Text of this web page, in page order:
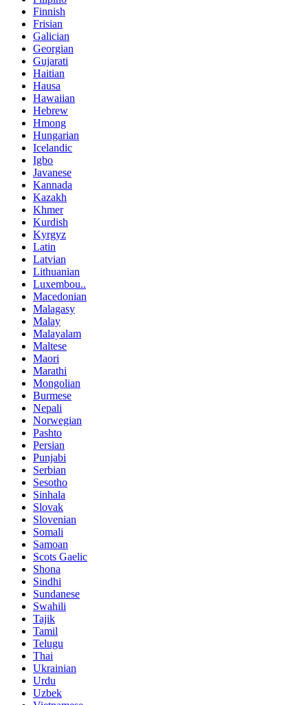
Finnish
Frisian
Galician
Georgian
Gujarati
Haitian
Hausa
Hawaiian
Hebrew
Hmong
Hungarian
Icelandic
Igbo
Javanese
Kannada
Kazakh
Khmer
Kurdish
Kyrgyz
Latin
Latvian
Lithuanian
Luxembou..
Macedonian
Malagasy
Malay
Malayalam
Maltese
Maori
Marathi
Mongolian
Burmese
Nepali
Norwegian
Pashto
Persian
Punjabi
Serbian
Sesotho
Sinhala
Slovak
Slovenian
Somali
Samoan
Scots Gaelic
Shona
Sindhi
Sundanese
Swahili
Tajik
Tamil
Telugu
Thai
Ukrainian
Urdu
Uzbek